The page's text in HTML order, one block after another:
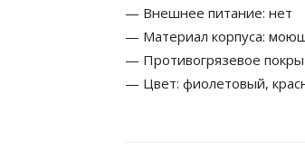
— Внешнее питание: нет
— Материал корпуса:
— Противогрязевое
— Цвет: фиолетовый,